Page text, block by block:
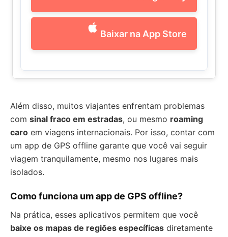
Baixar na App Store
Além disso, muitos viajantes enfrentam problemas
com sinal fraco em estradas, ou mesmo roaming
caro em viagens internacionais. Por isso, contar com
um app de GPS offline garante que você vai seguir
viagem tranquilamente, mesmo nos lugares mais
isolados.
Como funciona um app de GPS offline?
Na prática, esses aplicativos permitem que você
baixe os mapas de regiões específicas diretamente